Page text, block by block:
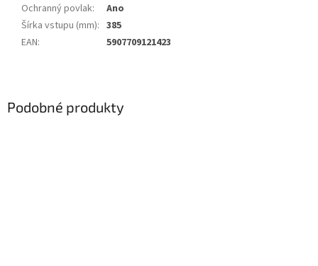
Ochranný povlak:
Ano
Šírka vstupu (mm): 385
EAN: 5907709121423
Podobné produkty